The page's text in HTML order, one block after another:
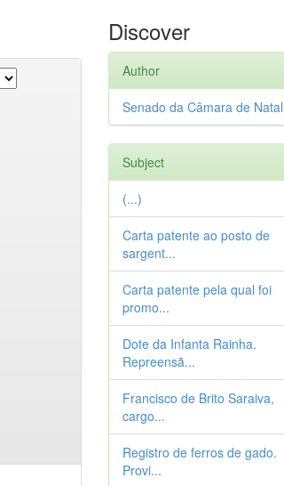
Discover
Author
Senado da Câmara de Natal
Subject
(...)
Carta patente ao posto de
sargent...
Carta patente pela qual foi
promo...
Dote da Infanta Rainha.
Repreensã...
Francisco de Brito Saraiva,
cargo...
Registro de ferros de gado.
Provi...